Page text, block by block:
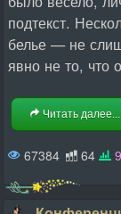
подтекст.
белье — не
явно не то,
Читать далее...
67384 64